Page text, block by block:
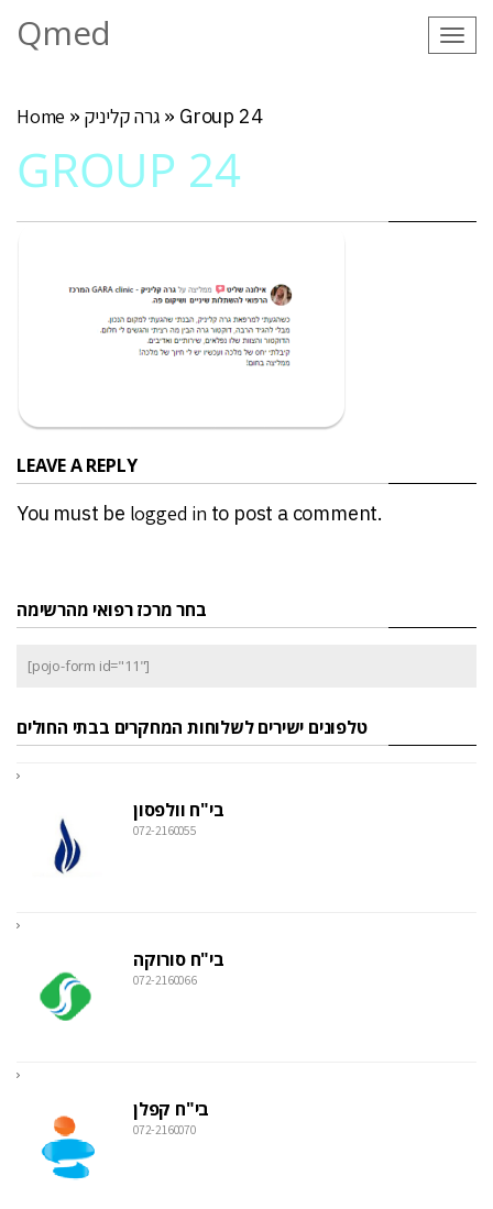
Qmed
Home » גרה קליניק » Group 24
GROUP 24
LEAVE A REPLY
You must be logged in to post a comment.
בחר מרכז רפואי מהרשימה
[pojo-form id="11"]
טלפונים ישירים לשלוחות המחקרים בבתי החולים
בי"ח וולפסון
072-2160055
בי"ח סורוקה
072-2160066
בי"ח קפלן
072-2160070